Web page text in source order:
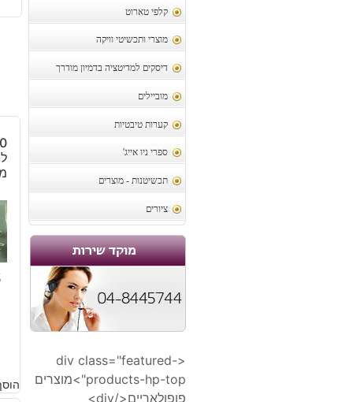
קלפי טארוט
מוצרי ותכשיטי וויקה
דיסקים למדיטציה בדמיון מודרך
מוביילים
קערות טיבטיות
ספרי ניו אייג'
תכשיטנות - מוצרים
ציורים
<div class="featured-
products-hp-top">מוצרים
פופולאריים</div>